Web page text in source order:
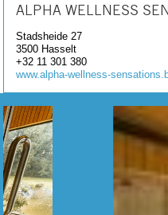
ALPHA WELLNESS
Stadsheide 27
3500 Hasselt
+32 11 301 380
www.alpha-wellness-